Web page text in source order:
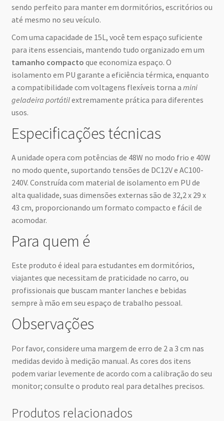
sendo perfeito para manter em dormitórios, escritórios ou
até mesmo no seu veículo.
Com uma capacidade de 15L, você tem espaço suficiente
para itens essenciais, mantendo tudo organizado em um
tamanho compacto que economiza espaço. O
isolamento em PU garante a eficiência térmica, enquanto
a compatibilidade com voltagens flexíveis torna a mini
geladeira portátilextremamente prática para diferentes
usos.
Especificações técnicas
A unidade opera com potências de 48W no modo frio e 40W
no modo quente, suportando tensões de DC12V e AC100-
240V. Construída com material de isolamento em PU de
alta qualidade, suas dimensões externas são de 32,2 x 29 x
43 cm, proporcionando um formato compacto e fácil de
acomodar.
Para quem é
Este produto é ideal para estudantes em dormitórios,
viajantes que necessitam de praticidade no carro, ou
profissionais que buscam manter lanches e bebidas
sempre à mão em seu espaço de trabalho pessoal.
Observações
Por favor, considere uma margem de erro de 2 a 3 cm nas
medidas devido à medição manual. As cores dos itens
podem variar levemente de acordo com a calibração do seu
monitor; consulte o produto real para detalhes precisos.
Produtos relacionados